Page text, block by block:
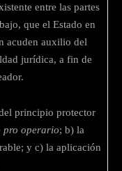
entre las partes
que el Estado en
acuden auxilio del
jurídica, a fin de
principio protector
pro operario; b) la
y c) la aplicación